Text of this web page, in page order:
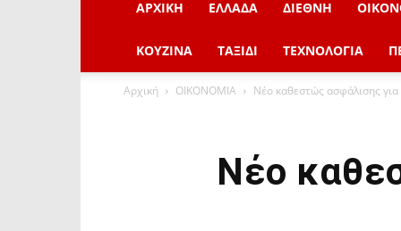
ΑΡΧΙΚΗ ΕΛΛΑΔΑ ΔΙΕΘΝΗ
ΚΟΥΖΙΝΑ ΤΑΞΙΔΙ ΤΕΧΝΟΛΟΓΙΑ
Αρχική ΟΙΚΟΝΟΜΙΑ Νέο καθεστώς ασφάλισης
Νέο